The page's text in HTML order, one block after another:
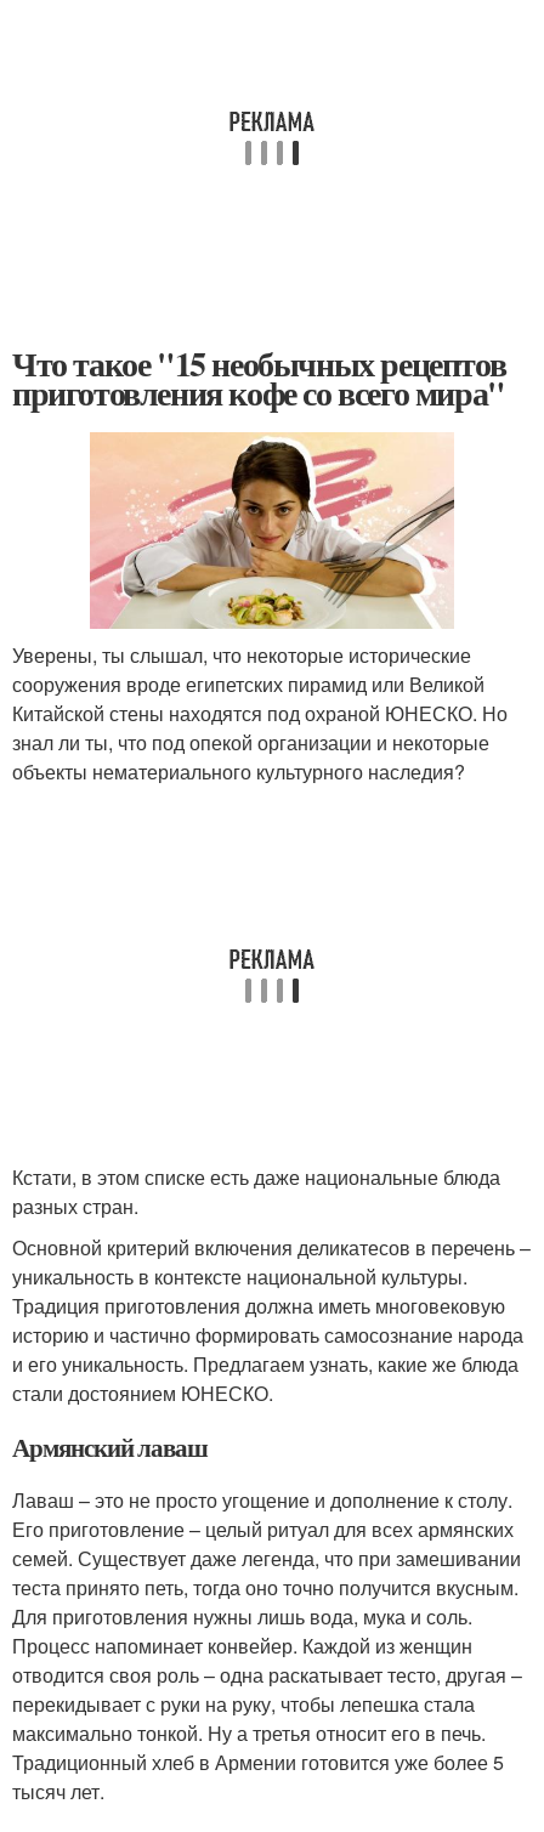
Что такое "15 необычных рецептов
приготовления кофе со всего мира"
Уверены, ты слышал, что некоторые исторические
сооружения вроде египетских пирамид или Великой
Китайской стены находятся под охраной ЮНЕСКО. Но
знал ли ты, что под опекой организации и некоторые
объекты нематериального культурного наследия?
Кстати, в этом списке есть даже национальные блюда
разных стран.
Основной критерий включения деликатесов в перечень –
уникальность в контексте национальной культуры.
Традиция приготовления должна иметь многовековую
историю и частично формировать самосознание народа
и его уникальность. Предлагаем узнать, какие же блюда
стали достоянием ЮНЕСКО.
Армянский лаваш
Лаваш – это не просто угощение и дополнение к столу.
Его приготовление – целый ритуал для всех армянских
семей. Существует даже легенда, что при замешивании
теста принято петь, тогда оно точно получится вкусным.
Для приготовления нужны лишь вода, мука и соль.
Процесс напоминает конвейер. Каждой из женщин
отводится своя роль – одна раскатывает тесто, другая –
перекидывает с руки на руку, чтобы лепешка стала
максимально тонкой. Ну а третья относит его в печь.
Традиционный хлеб в Армении готовится уже более 5
тысяч лет.